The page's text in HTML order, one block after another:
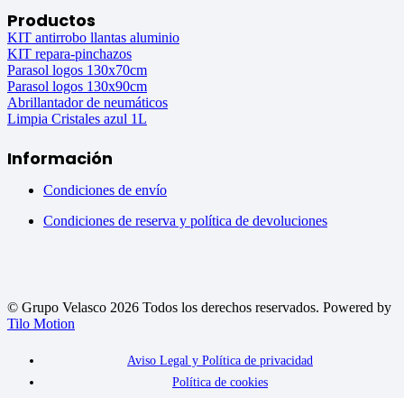
Productos
KIT antirrobo llantas aluminio
KIT repara-pinchazos
Parasol logos 130x70cm
Parasol logos 130x90cm
Abrillantador de neumáticos
Limpia Cristales azul 1L
Información
Condiciones de envío
Condiciones de reserva y política de devoluciones
© Grupo Velasco 2026 Todos los derechos reservados. Powered by
Tilo Motion
Aviso Legal y Política de privacidad
Política de cookies